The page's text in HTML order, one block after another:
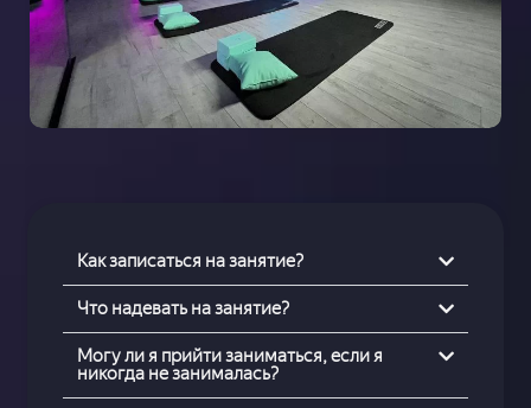
Как записаться на занятие?
Что надевать на занятие?
Могу ли я прийти заниматься, если я
никогда не занималась?